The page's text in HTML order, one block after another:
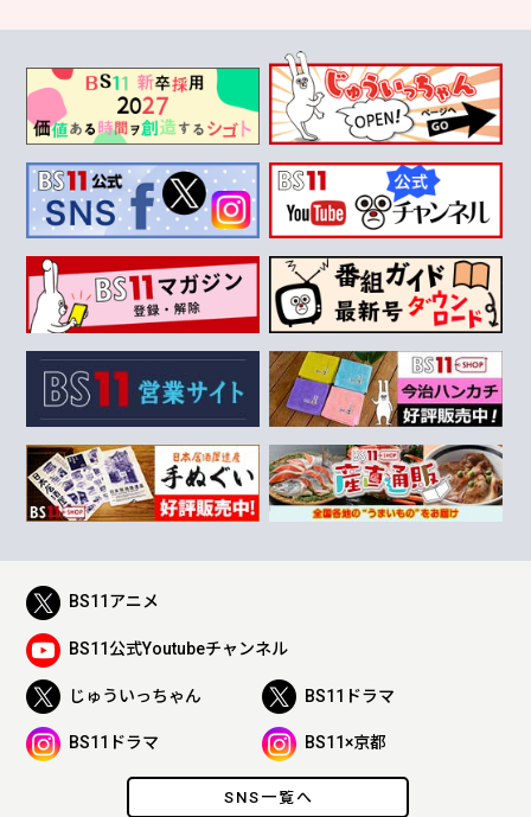
SNS一覧へ
BS11アニメ
BS11公式Youtubeチャンネル
じゅういっちゃん BS11ドラマ
BS11ドラマ BS11×京都